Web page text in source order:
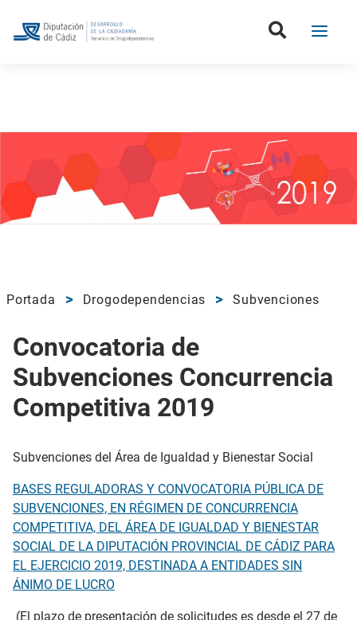
Portada Drogodependencias Subvenciones
Convocatoria de
Subvenciones Concurrencia
Competitiva 2019
Subvenciones del Área de Igualdad y Bienestar Social
BASES REGULADORAS Y CONVOCATORIA PÚBLICA DE
SUBVENCIONES, EN RÉGIMEN DE CONCURRENCIA
COMPETITIVA, DEL ÁREA DE IGUALDAD Y BIENESTAR
SOCIAL DE LA DIPUTACIÓN PROVINCIAL DE CÁDIZ PARA
EL EJERCICIO 2019, DESTINADA A ENTIDADES SIN
ÁNIMO DE LUCRO
(El plazo de presentación de solicitudes es desde el 27 de